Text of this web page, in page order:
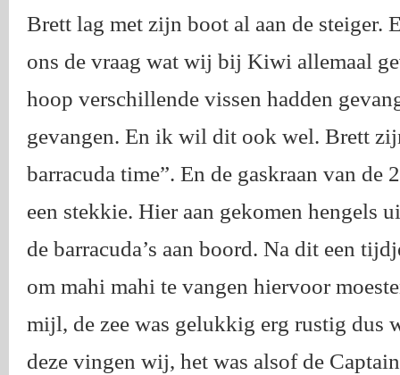
Brett lag met zijn boot al aan de steiger.
ons de vraag wat wij bij Kiwi allemaal
hoop verschillende vissen hadden
gevangen. En ik wil dit ook wel. Brett
barracuda time”. En de gaskraan van
een stekkie. Hier aan gekomen hengels
de barracuda’s aan boord. Na dit een
om mahi mahi te vangen hiervoor
mijl, de zee was gelukkig erg rustig
deze vingen wij, het was alsof de